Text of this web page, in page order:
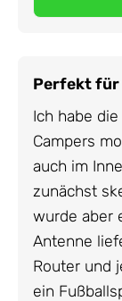
Perfekt für
Ich habe
Campers
auch im
zunächst
wurde aber
Antenne
Router und
ein